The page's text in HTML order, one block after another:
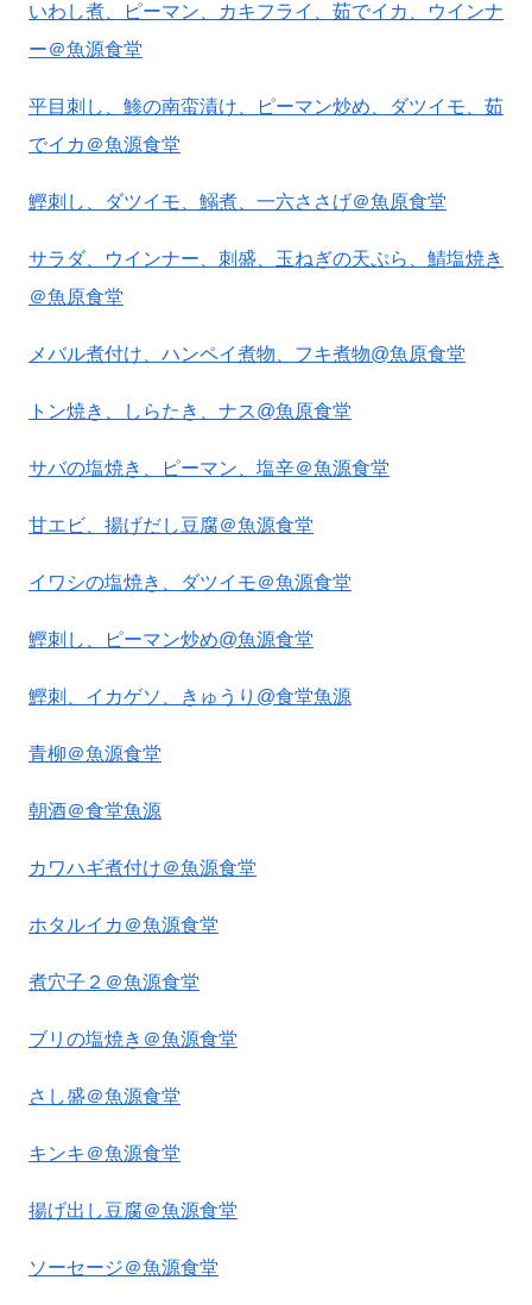
いわし煮、ピーマン、カキフライ、茹でイカ、ウインナ
ー＠魚源食堂
平目刺し、鯵の南蛮漬け、ピーマン炒め、ダツイモ、茹
でイカ＠魚源食堂
鰹刺し、ダツイモ、鰯煮、一六ささげ＠魚原食堂
サラダ、ウインナー、刺盛、玉ねぎの天ぷら、鯖塩焼き
＠魚原食堂
メバル煮付け、ハンペイ煮物、フキ煮物@魚原食堂
トン焼き、しらたき、ナス@魚原食堂
サバの塩焼き、ピーマン、塩辛＠魚源食堂
甘エビ、揚げだし豆腐＠魚源食堂
イワシの塩焼き、ダツイモ＠魚源食堂
鰹刺し、ピーマン炒め@魚源食堂
鰹刺、イカゲソ、きゅうり@食堂魚源
青柳＠魚源食堂
朝酒＠食堂魚源
カワハギ煮付け＠魚源食堂
ホタルイカ＠魚源食堂
煮穴子２＠魚源食堂
ブリの塩焼き＠魚源食堂
さし盛＠魚源食堂
キンキ＠魚源食堂
揚げ出し豆腐＠魚源食堂
ソーセージ＠魚源食堂